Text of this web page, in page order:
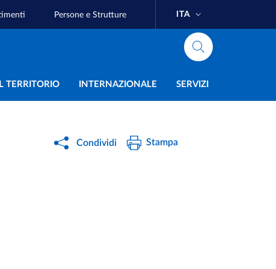
Persone e Strutture ITA
TERRITORIO INTERNAZIONALE SERVIZI
Condividi Stampa